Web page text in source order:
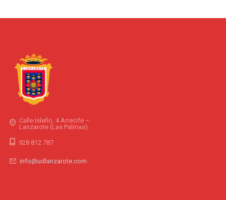
Calle Isleño, 4 Arrecife –
Lanzarote (Las Palmas)
928 812 787
info@udlanzarote.com